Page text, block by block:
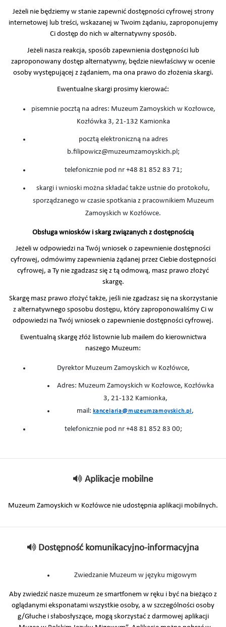
Jeżeli nie będziemy w stanie zapewnić dostępności cyfrowej strony
internetowej lub treści, wskazanej w Twoim żądaniu, zaproponujemy
Ci dostęp do nich w alternatywny sposób.
Jeżeli nasza reakcja, sposób zapewnienia dostępności lub
zaproponowany dostęp alternatywny, będzie niewłaściwy w ocenie
osoby występującej z żądaniem, ma ona prawo do złożenia skargi.
Ewentualne skargi prosimy kierować:
pisemnie pocztą na adres: Muzeum Zamoyskich w Kozłowce,
Kozłówka 3, 21-132 Kamionka
pocztą elektroniczną na adres
b.filipowicz@muzeumzamoyskich.pl;
telefonicznie pod nr +48 81 852 83 71;
skargi i wnioski można składać także ustnie do protokołu,
sporządzanego w czasie spotkania z pracownikiem Muzeum
Zamoyskich w Kozłówce.
Obsługa wniosków i skarg związanych z dostępnością
Jeżeli w odpowiedzi na Twój wniosek o zapewnienie dostępności
cyfrowej, odmówimy zapewnienia żądanej przez Ciebie dostępności
cyfrowej, a Ty nie zgadzasz się z tą odmową, masz prawo złożyć
skargę.
Skargę masz prawo złożyć także, jeśli nie zgadzasz się na skorzystanie
z alternatywnego sposobu dostępu, który zaproponowaliśmy Ci w
odpowiedzi na Twój wniosek o zapewnienie dostępności cyfrowej.
Ewentualną skargę złóż listownie lub mailem do kierownictwa
naszego Muzeum:
Dyrektor Muzeum Zamoyskich w Kozłówce,
Adres: Muzeum Zamoyskich w Kozłowce, Kozłówka
3, 21-132 Kamionka,
mail: kancelaria@muzeumzamoyskich.pl ,
telefonicznie pod nr +48 81 852 83 00;
Aplikacje mobilne
Muzeum Zamoyskich w Kozłówce nie udostępnia aplikacji mobilnych.
Dostępność komunikacyjno-informacyjna
Zwiedzanie Muzeum w języku migowym
Aby zwiedzić nasze muzeum ze smartfonem w ręku i być na bieżąco z
oglądanymi eksponatami wszystkie osoby, a w szczególności osoby
g/Głuche i słabosłyszące, mogą skorzystać z darmowej aplikacji